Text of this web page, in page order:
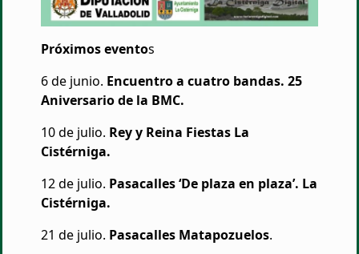
Próximos eventos
6 de junio. Encuentro a cuatro bandas. 25
Aniversario de la BMC.
10 de julio. Rey y Reina Fiestas La
Cistérniga.
12 de julio. Pasacalles ‘De plaza en plaza’. La
Cistérniga.
21 de julio. Pasacalles Matapozuelos.